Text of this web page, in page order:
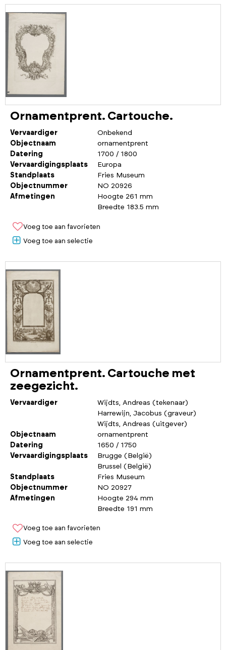
Ornamentprent. Cartouche.
Vervaardiger
Onbekend
Objectnaam
ornamentprent
Datering
1700 / 1800
Vervaardigingsplaats
Europa
Standplaats
Fries Museum
Objectnummer
NO 20926
Afmetingen
Hoogte 261 mm
Breedte 183.5 mm
Voeg toe aan favorieten
Voeg toe aan selectie
Ornamentprent. Cartouche met
zeegezicht.
Vervaardiger
Wijdts, Andreas (tekenaar)
Harrewijn, Jacobus (graveur)
Wijdts, Andreas (uitgever)
Objectnaam
ornamentprent
Datering
1650 / 1750
Vervaardigingsplaats
Brugge (België)
Brussel (België)
Standplaats
Fries Museum
Objectnummer
NO 20927
Afmetingen
Hoogte 294 mm
Breedte 191 mm
Voeg toe aan favorieten
Voeg toe aan selectie